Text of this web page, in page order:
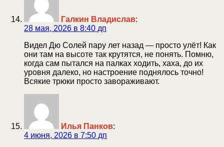
Галкин Владислав:
28 мая, 2026 в 8:40 дп
Видел Дю Солей пару лет назад — просто улёт! Как
они там на высоте так крутятся, не понять. Помню,
когда сам пытался на палках ходить, хаха, до их
уровня далеко, но настроение поднялось точно!
Всякие трюки просто завораживают.
Илья Панков:
4 июня, 2026 в 7:50 дп